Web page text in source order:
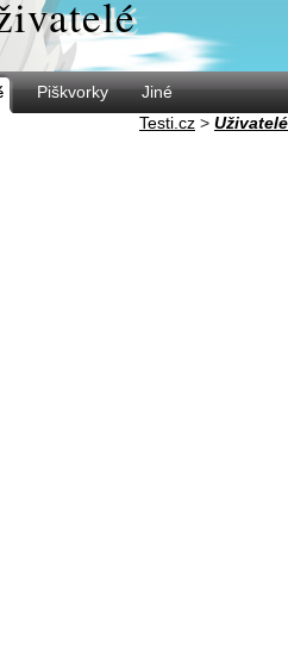
Piškvorky
Jiné
Testi.cz > Uživatelé